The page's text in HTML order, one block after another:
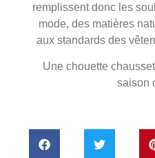
remplissent donc les
mode, des matières
aux standards des
Une chouette
saison